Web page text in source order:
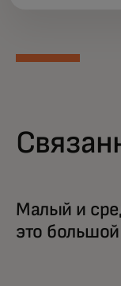
Малый и
это